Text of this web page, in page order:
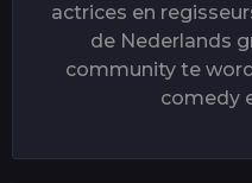
actrices en
de Nederlands
community te
comedy